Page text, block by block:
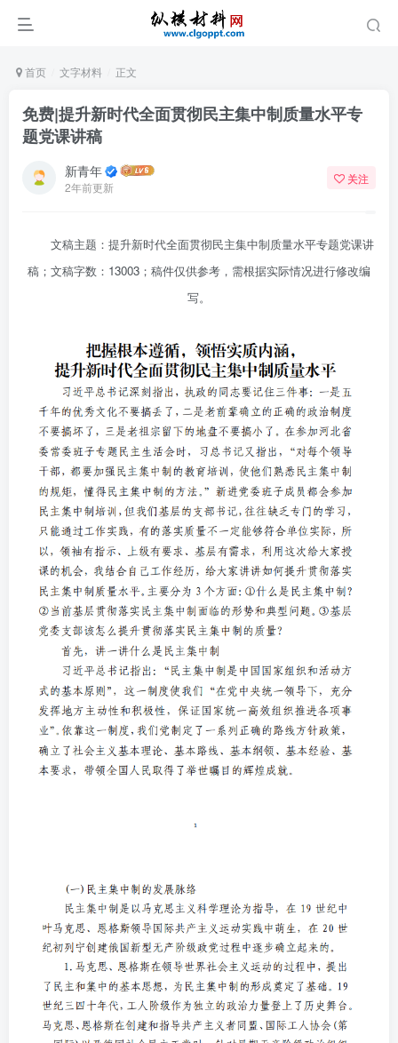
首页 文字材料 正文
免费|提升新时代全面贯彻民主集中制质量水平专
题党课讲稿
新青年
2年前更新
关注
文稿主题：提升新时代全面贯彻民主集中制质量水平专题党课讲
稿；文稿字数：13003；稿件仅供参考，需根据实际情况进行修改编
写。